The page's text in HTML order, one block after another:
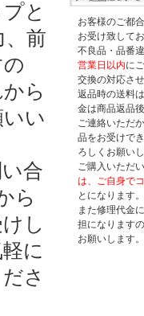
と
、前
ら
い
合
ら
し
に
さ
お客様のご都
お受け致して
不良品・品番
営業日以内に
交換の対応さ
返品時の送料
金は商品返品
ご連絡いただ
品をお受けで
ろしくお願い
ご購入いただ
は、ご自身で
とになります。
また修理代金
担になります
お願いします。